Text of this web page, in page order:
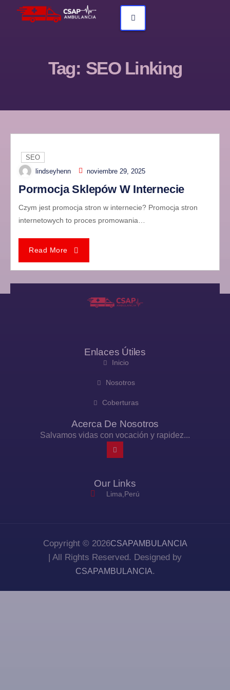
Tag: SEO Linking
SEO
lindseyhenn
noviembre 29, 2025
Pormocja Sklepów W Internecie
Czym jest promocja stron w internecie? Promocja stron
internetowych to proces promowania…
Read More
Enlaces Útiles
Inicio
Nosotros
Coberturas
Acerca De Nosotros
Salvamos vidas con vocación y rapidez...
Our Links
Lima,Perú
Copyright © 2026CSAPAMBULANCIA
| All Rights Reserved. Designed by
CSAPAMBULANCIA.